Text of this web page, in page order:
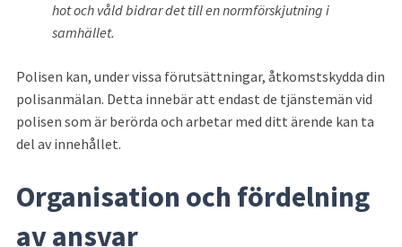
hot och våld bidrar det till en normförskjutning i
samhället.
Polisen kan, under vissa förutsättningar, åtkomstskydda din
polisanmälan. Detta innebär att endast de tjänstemän vid
polisen som är berörda och arbetar med ditt ärende kan ta
del av innehållet.
Organisation och fördelning
av ansvar